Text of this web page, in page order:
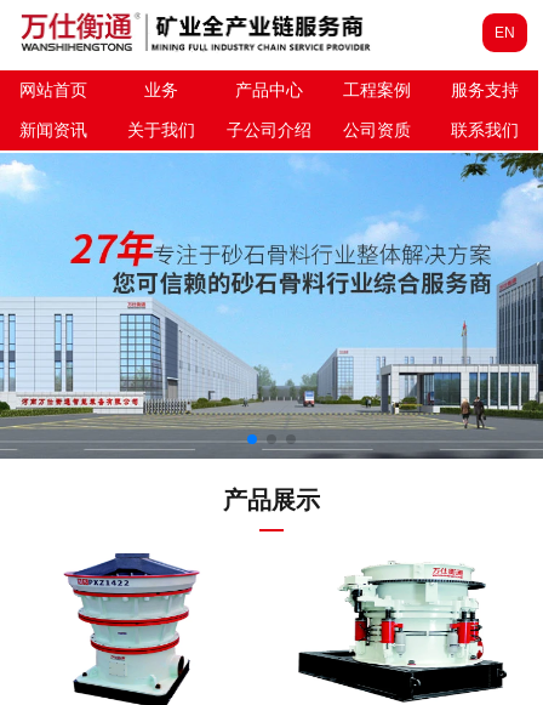
EN
网站首页 业务 产品中心 工程案例 服务支持
新闻资讯 关于我们 子公司介绍 公司资质 联系我们
产品展示